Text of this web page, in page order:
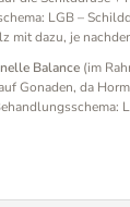
LGB –
mit dazu, je
Balance (im
Gonaden, da